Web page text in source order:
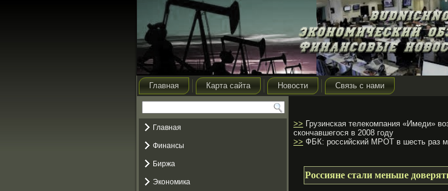
Главная Карта сайта Новости Связь с нами
Главная
Финансы
Биржа
Экономика
>> Грузинская телекомпания «Имеди»
скончавшегося в 2008 году
>> ФБК: российский МРОТ в шесть раз
Россияне стали меньше